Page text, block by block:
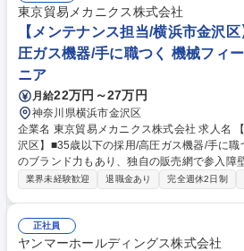
検討などの技術業務を推進します。 ・独自に
し、各種製造装置を用いた検証を通じて、
立させる技術開発を行います 募集職種 【プロセス開発＠京都】新型電池
の実用化/量産化に向けた生産プロセス構築！
東京貿易メカニクス株式会社
【メンテナンス担当/横浜市金沢
圧ガス機器/手に職つく 機械フィ
ニア
月給22万円～27万円
神奈川県横浜市金沢区
企業名 東京貿易メカニクス株式会社 求人名 【メンテナンス担当/横浜市金
沢区】■35歳以下の採用/高圧ガス機器/手に職つく 仕事の内容 【
のブランド力もあり、独自の販売網で参入障
売する高圧ガス機器(ポンプ・コンプレッサー
で月に5～10回程度顧客訪問します。 【入社
未経験の方でも、先輩社員が顧客訪問同行し
業界未経験歓迎 退職金あり 完全週休2日制
正社員
ヤンマーホールディングス株式会社